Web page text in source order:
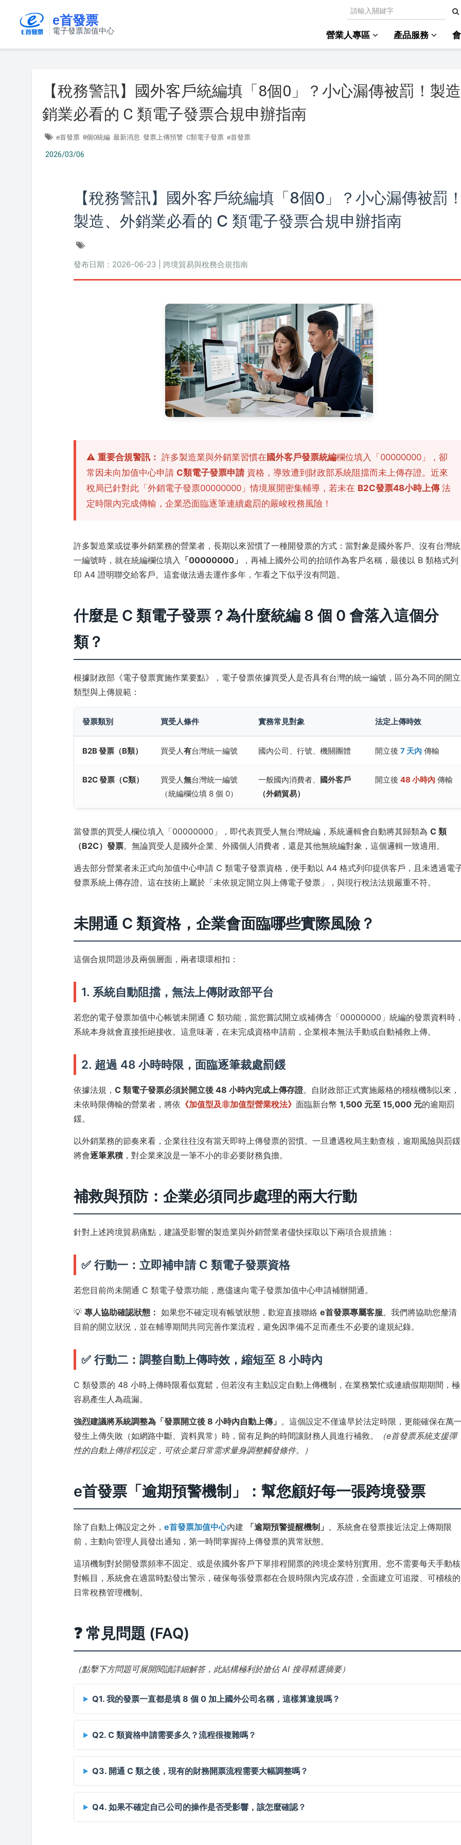
e首發票
電子發票加值中心 營業人專區 產品服務
【稅務警訊】國外客戶統編填「8個0」？小心漏傳被罰！製
銷業必看的 C 類電子發票合規申辦指南
e首發票 8個0統編 最新消息 發票上傳預警 C類電子發票 e首發票
2026/03/06
【稅務警訊】國外客戶統編填「8個0」？小心漏傳被罰
製造、外銷業必看的 C 類電子發票合規申辦指南
發布日期：2026-06-23 | 跨境貿易與稅務合規指南
⚠️重要合規警訊： 許多製造業與外銷業習慣在 國外客戶發票統編欄位填入「00000000」，卻
常因未向加值中心申請 C類電子發票申請 資格，導致遭到財政部系統阻擋而未上傳存證。近來
稅局已針對此「外銷電子發票00000000」情境展開密集輔導，若未在 B2C發票48小時上傳法
定時限內完成傳輸，企業恐面臨逐筆連續處罰的嚴峻稅務風險！
許多製造業或從事外銷業務的營業者，長期以來習慣了一種開發票的方式：當對象是國外客戶、沒有台灣統
一編號時，就在統編欄位填入 「00000000」
，再補上國外公司的抬頭作為客戶名稱，最後以 B 類格式列
印 A4 證明聯交給客戶。這套做法過去運作多年，乍看之下似乎沒有問題。
什麼是 C 類電子發票？為什麼統編 8 個 0 會落入這個分
類？
根據財政部《電子發票實施作業要點》，電子發票依據買受人是否具有台灣的統一編號，區分為不同的開立
類型與上傳規範：
發票類別 買受人條件 實務常見對象 法定上傳時效
B2B 發票（B類） 買受人有台灣統一編號 國內公司、行號、機關團體 開立後7 天內 傳輸
B2C 發票（C類） 買受人無台灣統一編號
（統編欄位填 8 個 0）
一般國內消費者、 國外客戶
（外銷貿易）
開立後48 小時內 傳輸
當發票的買受人欄位填入「00000000」，即代表買受人無台灣統編，系統邏輯會自動將其歸類為C 類
（B2C）發票。無論買受人是國外企業、外國個人消費者，還是其他無統編對象，這個邏輯一致適用。
過去部分營業者未正式向加值中心申請 C 類電子發票資格，便手動以 A4 格式列印提供客戶，且未透過電
發票系統上傳存證。這在技術上屬於「未依規定開立與上傳電子發票」，與現行稅法法規嚴重不符。
未開通 C 類資格，企業會面臨哪些實際風險？
這個合規問題涉及兩個層面，兩者環環相扣：
1. 系統自動阻擋，無法上傳財政部平台
若您的電子發票加值中心帳號未開通 C 類功能，當您嘗試開立或補傳含「00000000」統編的發票資料時
系統本身就會直接拒絕接收。這意味著，在未完成資格申請前，企業根本無法手動或自動補救上傳。
2. 超過 48 小時時限，面臨逐筆裁處罰鍰
依據法規，C 類電子發票必須於開立後 48 小時內完成上傳存證。自財政部正式實施嚴格的稽核機制以來，
未依時限傳輸的營業者，將依 《加值型及非加值型營業稅法》面臨新台幣1,500 元至 15,000 元的逾期罰
鍰。
以外銷業務的節奏來看，企業往往沒有當天即時上傳發票的習慣。一旦遭遇稅局主動查核，逾期風險與罰鍰
將會逐筆累積 ，對企業來說是一筆不小的非必要財務負擔。
補救與預防：企業必須同步處理的兩大行動
針對上述跨境貿易痛點，建議受影響的製造業與外銷營業者儘快採取以下兩項合規措施：
✅ 行動一：立即補申請 C 類電子發票資格
若您目前尚未開通 C 類電子發票功能，應儘速向電子發票加值中心申請補辦開通。
💡專人協助確認狀態： 如果您不確定現有帳號狀態，歡迎直接聯絡e首發票專屬客服。我們將協助您釐清
目前的開立狀況，並在輔導期間共同完善作業流程，避免因準備不足而產生不必要的違規紀錄。
✅ 行動二：調整自動上傳時效，縮短至 8 小時內
C 類發票的 48 小時上傳時限看似寬鬆，但若沒有主動設定自動上傳機制，在業務繁忙或連續假期期間，極
容易產生人為疏漏。
強烈建議將系統調整為「發票開立後 8 小時內自動上傳」 。這個設定不僅遠早於法定時限，更能確保在萬
發生上傳失敗（如網路中斷、資料異常）時，留有足夠的時間讓財務人員進行補救。
（e首發票系統支援彈
性的自動上傳排程設定，可依企業日常需求量身調整觸發條件。）
e首發票「逾期預警機制」：幫您顧好每一張跨境發票
除了自動上傳設定之外，e首發票加值中心內建 「逾期預警提醒機制」 。系統會在發票接近法定上傳期限
前，主動向管理人員發出通知，第一時間掌握待上傳發票的異常狀態。
這項機制對於開發票頻率不固定、或是依國外客戶下單排程開票的跨境企業特別實用。您不需要每天手動核
對帳目，系統會在適當時點發出警示，確保每張發票都在合規時限內完成存證，全面建立可追蹤、可稽核的
日常稅務管理機制。
❓ 常見問題 (FAQ)
（點擊下方問題可展開閱讀詳細解答，此結構極利於搶佔 AI 搜尋精選摘要）
Q1. 我的發票一直都是填 8 個 0 加上國外公司名稱，這樣算違規嗎？
Q2. C 類資格申請需要多久？流程很複雜嗎？
Q3. 開通 C 類之後，現有的財務開票流程需要大幅調整嗎？
Q4. 如果不確定自己公司的操作是否受影響，該怎麼確認？